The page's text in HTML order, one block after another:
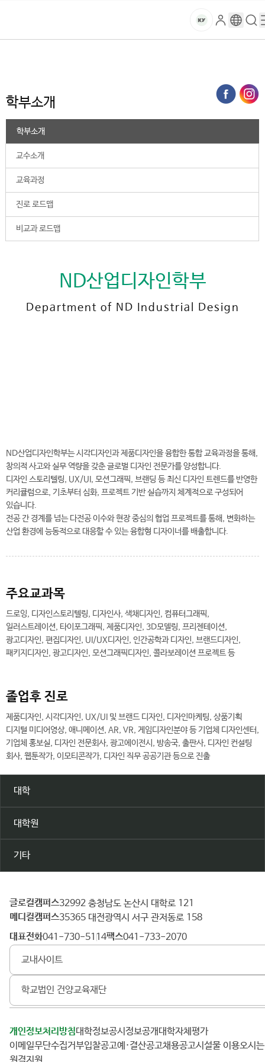
건
대
학
교
마
로
그
구
글
검
색
메
뉴
로
학부소개
학부소개
교수소개
교육과정
진로 로드맵
비교과 로드맵
ND산업디자인학부
Department of ND Industrial Design
ND산업디자인학부는 시각디자인과 제품디자인을 융합한 통합 교육과정을 통해,
창의적 사고와 실무 역량을 갖춘 글로벌 디자인 전문가를 양성합니다.
디자인 스토리텔링, UX/UI, 모션그래픽, 브랜딩 등 최신 디자인 트렌드를 반영한
커리큘럼으로, 기초부터 심화, 프로젝트 기반 실습까지 체계적으로 구성되어
있습니다.
전공 간 경계를 넘는 다전공 이수와 현장 중심의 협업 프로젝트를 통해, 변화하는
산업 환경에 능동적으로 대응할 수 있는 융합형 디자이너를 배출합니다.
주요교과목
드로잉, 디자인스토리텔링, 디자인사, 색채디자인, 컴퓨터그래픽,
일러스트레이션, 타이포그래픽, 제품디자인, 3D모델링, 프리젠테이션,
광고디자인, 편집디자인, UI/UX디자인, 인간공학과 디자인, 브랜드디자인,
패키지디자인, 광고디자인, 모션그래픽디자인, 콜라보레이션 프로젝트 등
졸업후 진로
제품디자인, 시각디자인, UX/UI 및 브랜드 디자인, 디자인마케팅, 상품기획
디지털 미디어영상, 애니메이션, AR, VR, 게임디자인분야 등 기업체 디자인센터,
기업체 홍보실, 디자인 전문회사, 광고에이전시, 방송국, 출판사, 디자인 컨설팅
회사, 웹툰작가, 이모티콘작가, 디자인 직무 공공기관 등으로 진출
대학
대학원
기타
건
양
대
학
글로컬캠퍼스 32992 충청남도 논산시 대학로 121
메디컬캠퍼스 35365 대전광역시 서구 관저동로 158
대표전화 041-730-5114 팩스 041-733-2070
교내사이트
학교법인 건양교육재단
개인정보처리방침 대학정보공시 정보공개
대학자체평가
이메일무단수집거부
입찰공고 예·결산공고 채용공고 시설물 이용
오시